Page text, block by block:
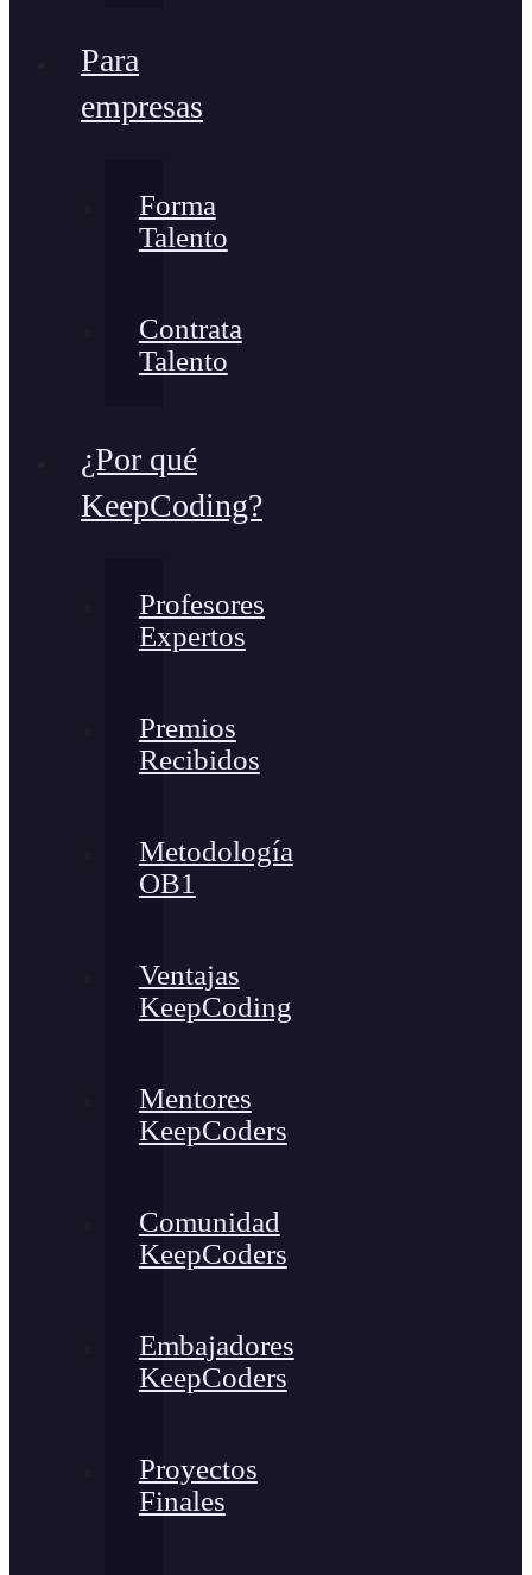
Para
empresas
Forma
Talento
Contrata
Talento
¿Por qué
KeepCoding?
Profesores
Expertos
Premios
Recibidos
Metodología
OB1
Ventajas
KeepCoding
Mentores
KeepCoders
Comunidad
KeepCoders
Embajadores
KeepCoders
Proyectos
Finales